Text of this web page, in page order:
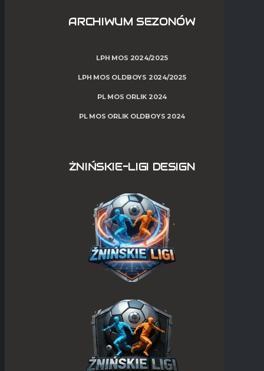
ARCHIWUM SEZONÓW
LPH MOS 2024/2025
LPH MOS OLDBOYS 2024/2025
PL MOS ORLIK 2024
PL MOS ORLIK OLDBOYS 2024
ŻNIŃSKIE-LIGI DESIGN